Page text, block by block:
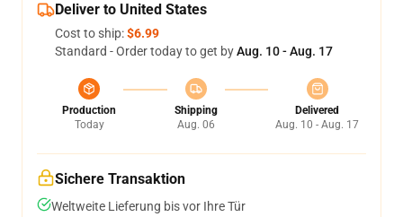
Deliver to United States
Cost to ship:$6.99
Standard - Order today to get byAug. 10 - Aug. 17
Production
Today
Shipping
Aug. 06
Delivered
Aug. 10 - Aug. 17
Sichere Transaktion
Weltweite Lieferung bis vor Ihre Tür